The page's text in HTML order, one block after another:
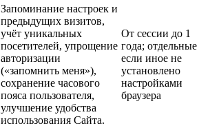
Запоминание настроек и
предыдущих визитов,
учёт уникальных
посетителей, упрощение
авторизации
(«запомнить меня»),
сохранение часового
пояса пользователя,
улучшение удобства
использования Сайта.
От сессии до 1
года; отдельные
если иное не
установлено
настройками
браузера